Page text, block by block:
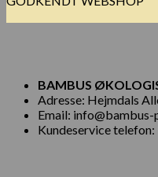
BAMBUS
Adresse: Hejmdals
Email:
Kundeservice